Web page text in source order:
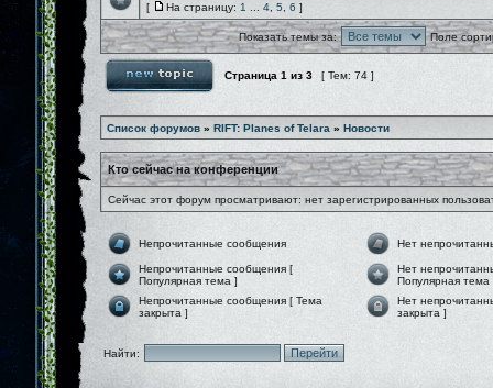
[ На страницу: 1 4 5 6 ]
Показать темы за: Поле
Страница 1 из 3 [ Тем: 74 ]
Список форумов » RIFT: Planes of Telara » Новости
Кто сейчас на конференции
Сейчас этот форум просматривают: нет зарегистрированных
Непрочитанные сообщения Нет
Непрочитанные сообщения [
Популярная тема ]
Нет
Популярная тема
Непрочитанные сообщения [ Тема
закрыта ]
Нет
закрыта ]
Найти: